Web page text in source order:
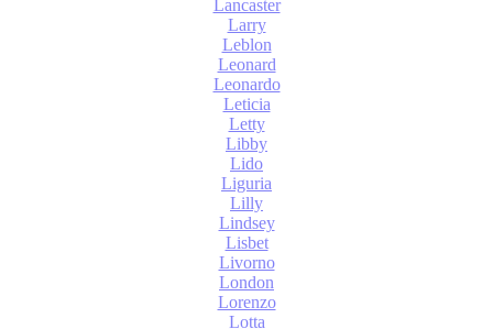
Lancaster
Larry
Leblon
Leonard
Leonardo
Leticia
Letty
Libby
Lido
Liguria
Lilly
Lindsey
Lisbet
Livorno
London
Lorenzo
Lotta